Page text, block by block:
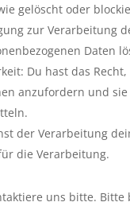
gelöscht oder
zur Verarbeitung
Daten
Du hast das
anzufordern und
der Verarbeitung
die Verarbeitung.
uns bitte.